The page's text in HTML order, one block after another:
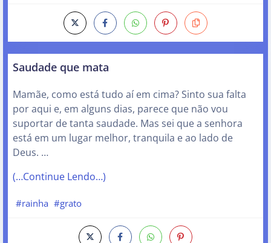
Saudade que mata
Mamãe, como está tudo aí em cima? Sinto sua falta
por aqui e, em alguns dias, parece que não vou
suportar de tanta saudade. Mas sei que a senhora
está em um lugar melhor, tranquila e ao lado de
Deus. …
(…Continue Lendo…)
#rainha #grato